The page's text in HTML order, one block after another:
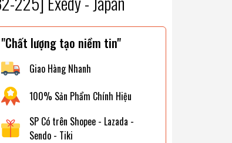
"Chất lượng tạo niềm tin"
Giao Hàng Nhanh
100% Sản Phẩm Chính Hiệu
SP Có trên Shopee - Lazada -
Sendo - Tiki